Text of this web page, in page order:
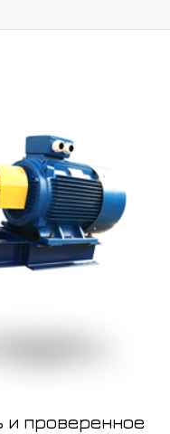
и проверенное